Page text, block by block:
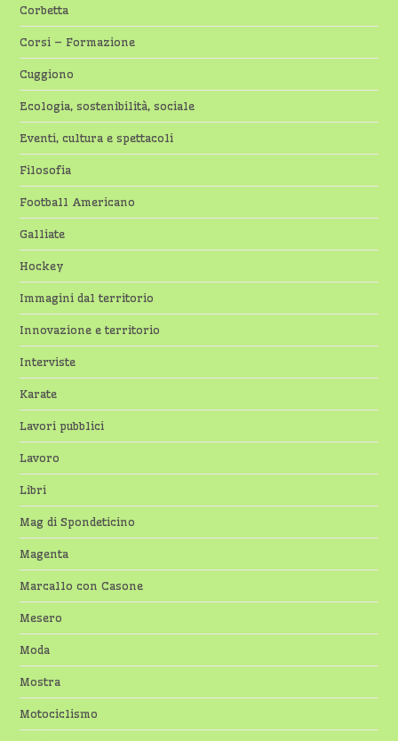
Corbetta
Corsi – Formazione
Cuggiono
Ecologia, sostenibilità, sociale
Eventi, cultura e spettacoli
Filosofia
Football Americano
Galliate
Hockey
Immagini dal territorio
Innovazione e territorio
Interviste
Karate
Lavori pubblici
Lavoro
Libri
Mag di Spondeticino
Magenta
Marcallo con Casone
Mesero
Moda
Mostra
Motociclismo